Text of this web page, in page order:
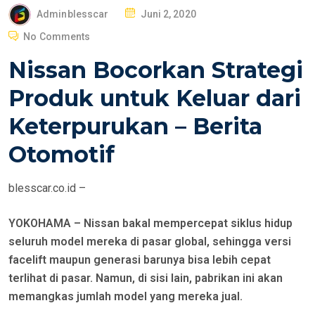
Adminblesscar
T
D
O
Juni 2, 2020
No Comments
Nissan Bocorkan Strategi
Produk untuk Keluar dari
Keterpurukan – Berita
Otomotif
blesscar.co.id –
YOKOHAMA – Nissan bakal mempercepat siklus hidup
seluruh model mereka di pasar global, sehingga versi
facelift maupun generasi barunya bisa lebih cepat
terlihat di pasar. Namun, di sisi lain, pabrikan ini akan
memangkas jumlah model yang mereka jual.